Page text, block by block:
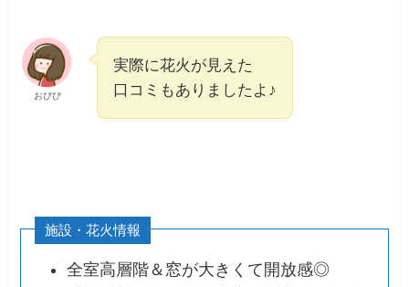
おぴぴ
実際に花火が見えた
口コミもありましたよ♪
施設・花火情報
全室高層階＆窓が大きくて開放感◎